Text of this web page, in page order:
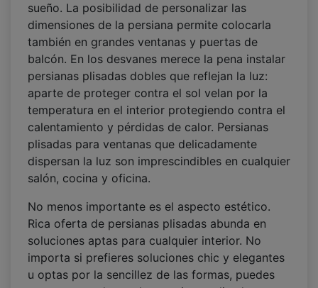
sueño. La posibilidad de personalizar las
dimensiones de la persiana permite colocarla
también en grandes ventanas y puertas de
balcón. En los desvanes merece la pena instalar
persianas plisadas dobles que reflejan la luz:
aparte de proteger contra el sol velan por la
temperatura en el interior protegiendo contra el
calentamiento y pérdidas de calor. Persianas
plisadas para ventanas que delicadamente
dispersan la luz son imprescindibles en cualquier
salón, cocina y oficina.
No menos importante es el aspecto estético.
Rica oferta de persianas plisadas abunda en
soluciones aptas para cualquier interior. No
importa si prefieres soluciones chic y elegantes
u optas por la sencillez de las formas, puedes